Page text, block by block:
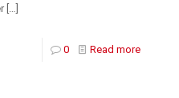
[…]
0 Read more